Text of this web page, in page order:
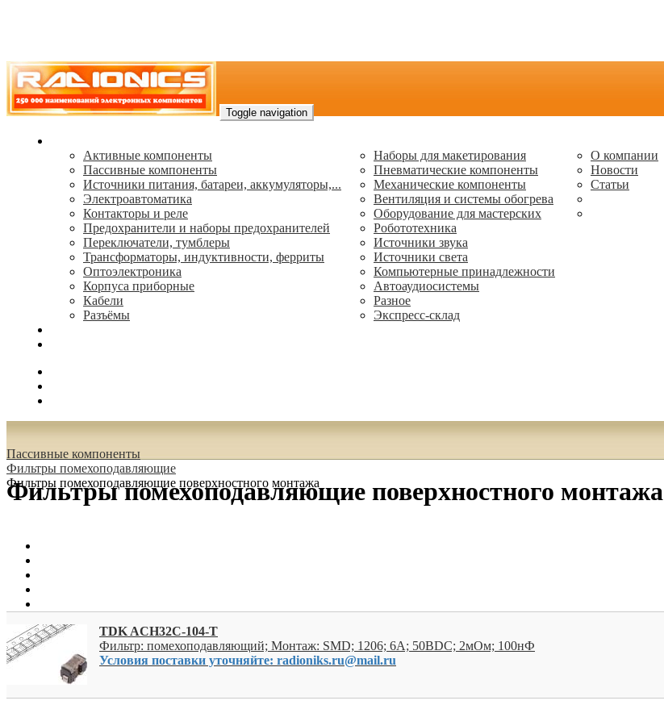
Toggle navigation
Активные компоненты
Пассивные компоненты
Источники питания, батареи, аккумуляторы,...
Электроавтоматика
Контакторы и реле
Предохранители и наборы предохранителей
Переключатели, тумблеры
Трансформаторы, индуктивности, ферриты
Oптоэлектроника
Корпуса приборные
Кабели
Разъёмы
Наборы для макетирования
Пневматические компоненты
Механические компоненты
Вентиляция и системы обогрева
Оборудование для мастерских
Робототехника
Источники звука
Источники света
Компьютерные принадлежности
Автоаудиосистемы
Разное
Экспресс-склад
О компании
Новости
Статьи
Пассивные компоненты
Фильтры помехоподавляющие
Фильтры помехоподавляющие поверхностного монтажа
Фильтры помехоподавляющие поверхностного монтажа
TDK ACH32C-104-T
Фильтр: помехоподавляющий; Монтаж: SMD; 1206; 6А; 50ВDC; 2мОм; 100нФ
Условия поставки уточняйте: radioniks.ru@mail.ru